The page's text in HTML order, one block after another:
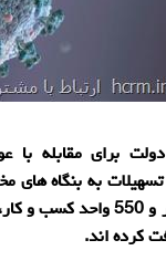
برای مقابله با
به بنگاه های
كرده اند.